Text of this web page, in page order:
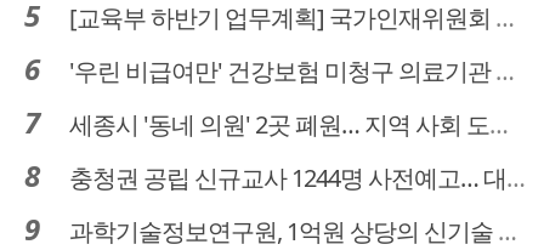
[교육부 하반기 업무계획] 국가인재위원회 신설… 거점국립대 3곳 성장엔진·AI 분야 패키지 지원
'우린 비급여만' 건강보험 미청구 의료기관 대전 65곳 충남 31곳
세종시 '동네 의원' 2곳 폐원… 지역 사회 도마 위
충청권 공립 신규교사 1244명 사전예고… 대전 초등 34명서 4명으로
과학기술정보연구원, 1억원 상당의 신기술 기업 이전 완료